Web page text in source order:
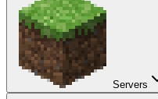
Servers